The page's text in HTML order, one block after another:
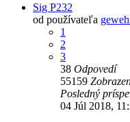
Sig P232
od používateľa
1
2
3
38 Odpovedí
55159
Posledný
04 Júl 2018,